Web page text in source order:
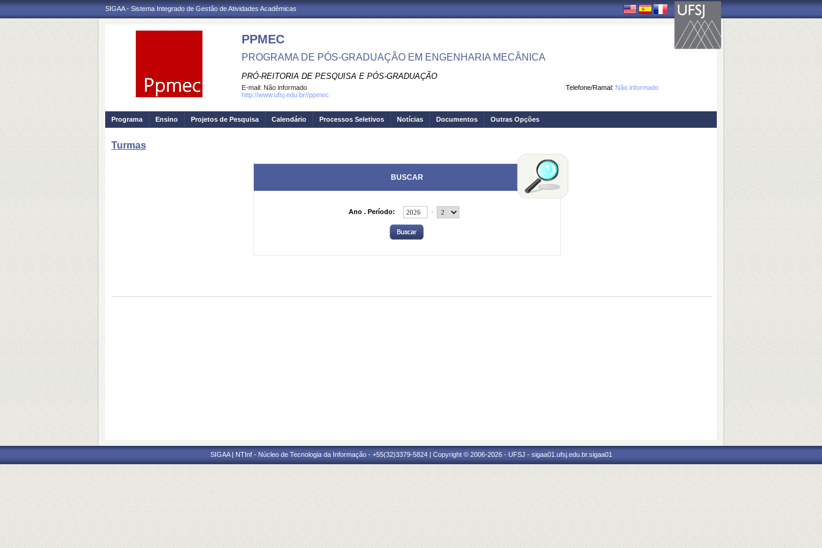
SIGAA - Sistema Integrado de Gestão de Atividades Acadêmicas
PPMEC
PROGRAMA DE PÓS-GRADUAÇÃO EM ENGENHARIA MECÂNICA
PRÓ-REITORIA DE PESQUISA E PÓS-GRADUAÇÃO
Telefone/Ramal: Não informado
E-mail: Não informado
http://www.ufsj.edu.br//ppmec
Programa Ensino Projetos de Pesquisa Calendário Processos Seletivos Notícias Documentos Outras Opções
Turmas
BUSCAR
Ano . Período:
SIGAA | NTInf - Núcleo de Tecnologia da Informação - +55(32)3379-5824 | Copyright © 2006-2026 - UFSJ - sigaa01.ufsj.edu.br.sigaa01